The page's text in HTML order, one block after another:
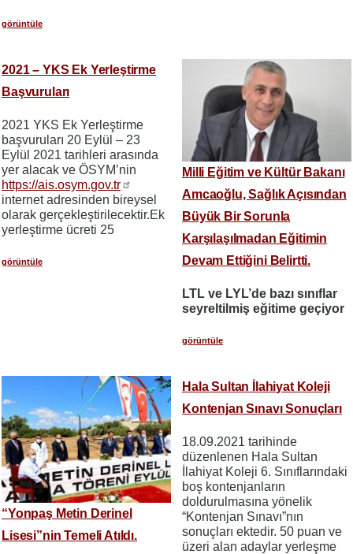
görüntüle
2021 – YKS Ek Yerleştirme
Başvuruları
2021 YKS Ek Yerleştirme
başvuruları 20 Eylül – 23
Eylül 2021 tarihleri arasında
yer alacak ve ÖSYM’nin
https://ais.osym.gov.tr
internet adresinden bireysel
olarak gerçekleştirilecektir.Ek
yerleştirme ücreti 25
görüntüle
Milli Eğitim ve Kültür Bakanı
Amcaoğlu, Sağlık Açısından
Büyük Bir Sorunla
Karşılaşılmadan Eğitimin
Devam Ettiğini Belirtti.
LTL ve LYL’de bazı sınıflar
seyreltilmiş eğitime geçiyor
görüntüle
“Yonpaş Metin Derinel
Lisesi”nin Temeli Atıldı.
Hala Sultan İlahiyat Koleji
Kontenjan Sınavı Sonuçları
18.09.2021 tarihinde
düzenlenen Hala Sultan
İlahiyat Koleji 6. Sınıflarındaki
boş kontenjanların
doldurulmasına yönelik
“Kontenjan Sınavı”nın
sonuçları ektedir. 50 puan ve
üzeri alan adaylar yerleşme